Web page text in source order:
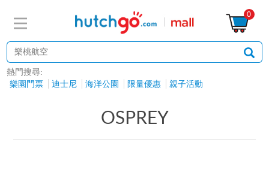
0
熱門搜尋:
樂園門票
迪士尼 海洋公園 限量優惠 親子活動
OSPREY